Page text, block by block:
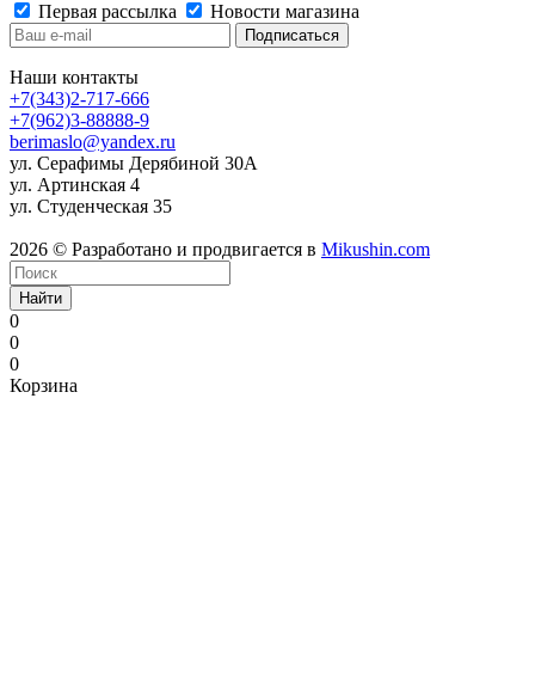
Первая рассылка
Новости магазина
Наши контакты
+7(343)2-717-666
+7(962)3-88888-9
berimaslo@yandex.ru
ул. Серафимы Дерябиной 30А
ул. Артинская 4
ул. Студенческая 35
2026 © Разработано и продвигается в Mikushin.com
Найти
0
0
0
Корзина